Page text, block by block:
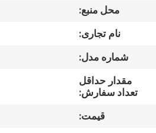
محصولات
های
محل منبع:
نام تجاری:
شماره مدل:
مقدار حداقل
تعداد سفارش:
قیمت: